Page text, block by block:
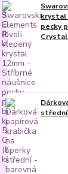
krystal
pecky
Crystal
střední